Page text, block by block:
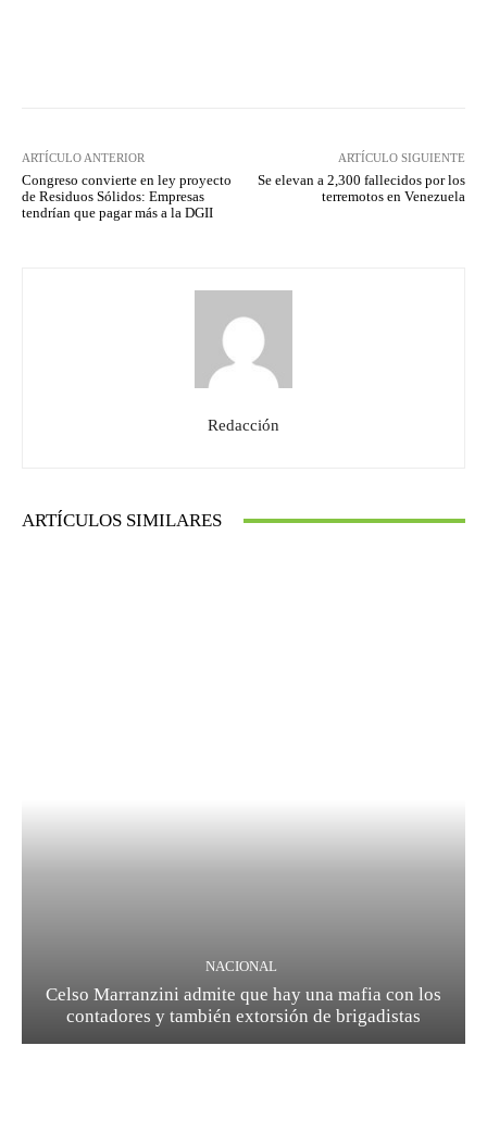
ARTÍCULO ANTERIOR
Congreso convierte en ley proyecto
de Residuos Sólidos: Empresas
tendrían que pagar más a la DGII
ARTÍCULO SIGUIENTE
Se elevan a 2,300 fallecidos por los
terremotos en Venezuela
Redacción
ARTÍCULOS SIMILARES
NACIONAL
Celso Marranzini admite que hay una mafia con los
contadores y también extorsión de brigadistas